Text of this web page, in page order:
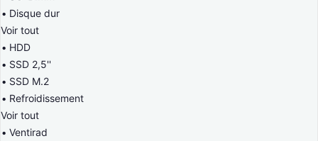
Disque dur
Voir tout
HDD
SSD 2,5''
SSD M.2
Refroidissement
Voir tout
Ventirad